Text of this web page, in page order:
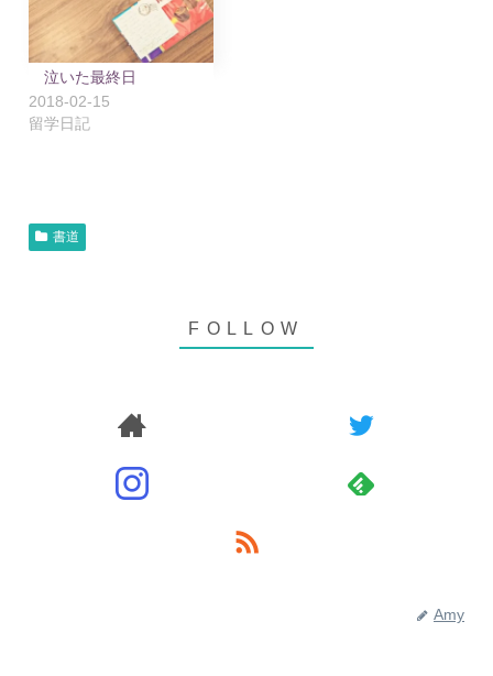
泣いた最終日
2018-02-15
留学日記
書道
Amy